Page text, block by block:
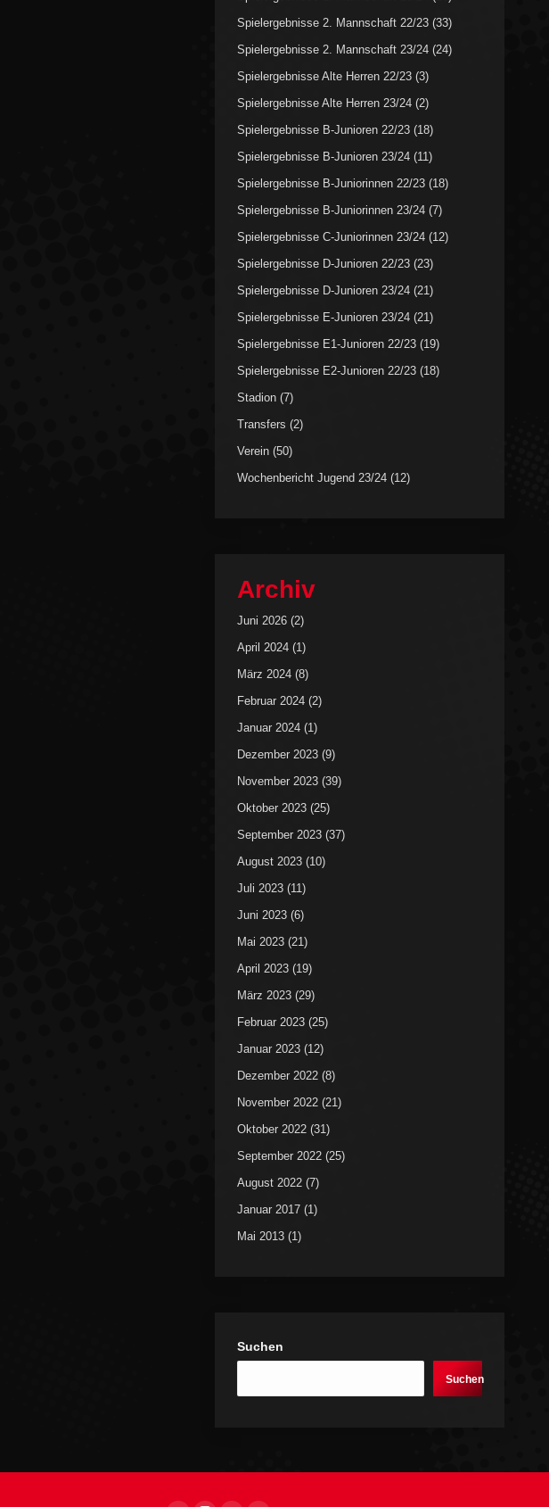
Spielergebnisse 2. Mannschaft 22/23 (33)
Spielergebnisse 2. Mannschaft 23/24 (24)
Spielergebnisse Alte Herren 22/23 (3)
Spielergebnisse Alte Herren 23/24 (2)
Spielergebnisse B-Junioren 22/23 (18)
Spielergebnisse B-Junioren 23/24 (11)
Spielergebnisse B-Juniorinnen 22/23 (18)
Spielergebnisse B-Juniorinnen 23/24 (7)
Spielergebnisse C-Juniorinnen 23/24 (12)
Spielergebnisse D-Junioren 22/23 (23)
Spielergebnisse D-Junioren 23/24 (21)
Spielergebnisse E-Junioren 23/24 (21)
Spielergebnisse E1-Junioren 22/23 (19)
Spielergebnisse E2-Junioren 22/23 (18)
Stadion (7)
Transfers (2)
Verein (50)
Wochenbericht Jugend 23/24 (12)
Archiv
Juni 2026 (2)
April 2024 (1)
März 2024 (8)
Februar 2024 (2)
Januar 2024 (1)
Dezember 2023 (9)
November 2023 (39)
Oktober 2023 (25)
September 2023 (37)
August 2023 (10)
Juli 2023 (11)
Juni 2023 (6)
Mai 2023 (21)
April 2023 (19)
März 2023 (29)
Februar 2023 (25)
Januar 2023 (12)
Dezember 2022 (8)
November 2022 (21)
Oktober 2022 (31)
September 2022 (25)
August 2022 (7)
Januar 2017 (1)
Mai 2013 (1)
Suchen
Suchen